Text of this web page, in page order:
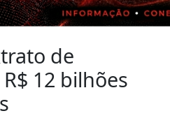
de
12 bilhões